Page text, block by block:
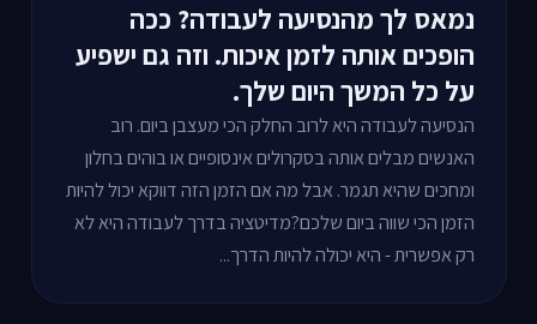
נמאס לך מהנסיעה לעבודה? ככה
הופכים אותה לזמן איכות. וזה גם ישפיע
על כל המשך היום שלך.
הנסיעה לעבודה היא לרוב החלק הכי מעצבן ביום. רוב
האנשים מבלים אותה בסקרולים אינסופיים או בוהים בחלון
ומחכים שהיא תגמר. אבל מה אם הזמן הזה דווקא יכול להיות
הזמן הכי שווה ביום שלכם?מדיטציה בדרך לעבודה היא לא
רק אפשרית - היא יכולה להיות הדרך...